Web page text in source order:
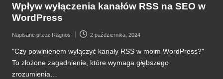
Wpływ wyłączenia kanałów RSS na SEO w
WordPress
Posted
by
Napisane przez Ragnos 2 października, 2024
"Czy powinienem wyłączyć kanały RSS w moim WordPress?"
To złożone zagadnienie, które wymaga głębszego
zrozumienia…